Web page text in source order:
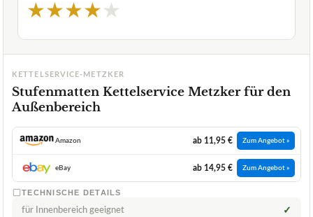
★★★★★
KETTELSERVICE-METZKER
Stufenmatten Kettelservice Metzker für den
Außenbereich
Amazon ab 11,95 € Zum Angebot »
eBay ab 14,95 € Zum Angebot »
TECHNISCHE DETAILS
für Innenbereich geeignet ✓